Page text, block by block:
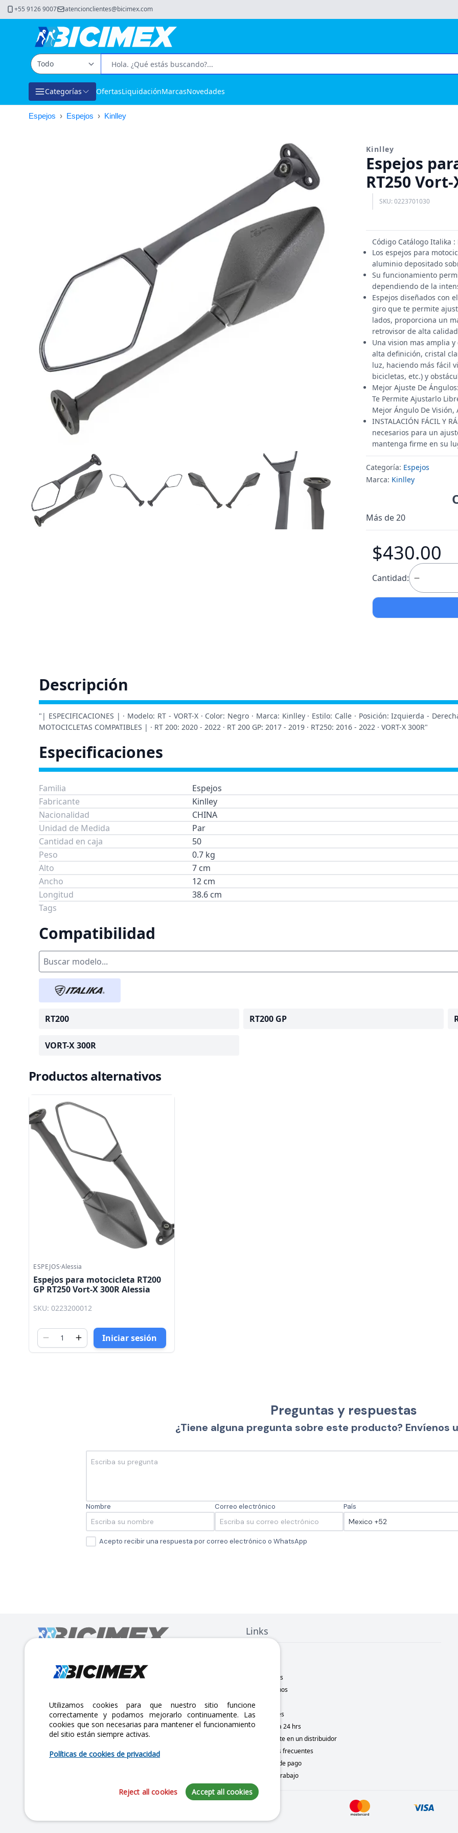
+55 9126 9007 atencionclientes@bicimex.com
Categorías OfertasLiquidaciónMarcasNovedades
Espejos › Espejos › Kinlley
Kinlley
Espejos
RT250
SKU: 0223701030
Código Catálogo Italika :
Los espejos para
aluminio depositado
Su funcionamiento
dependiendo de la
Espejos diseñados con
giro que te permite
lados, proporciona un
retrovisor de alta
Una vision mas amplia
alta definición, cristal
luz, haciendo más fácil
bicicletas, etc.) y
Mejor Ajuste De
Te Permite Ajustarlo
Mejor Ángulo De Visión,
INSTALACIÓN FÁCIL Y
necesarios para un
mantenga firme en su
Categoría: Espejos
Marca: Kinlley
Más de 20
$430.00
Cantidad:
Descripción
"| ESPECIFICACIONES | · Modelo: RT - VORT-X · Color: Negro · Marca: Kinlley · Estilo: Calle · Posición: Izquierda -
MOTOCICLETAS COMPATIBLES | · RT 200: 2020 - 2022 · RT 200 GP: 2017 - 2019 · RT250: 2016 - 2022 · VORT-X 300R"
Especificaciones
Familia
Espejos
Fabricante
Kinlley
Nacionalidad
CHINA
Unidad de Medida
Par
Cantidad en caja
50
Peso
0.7 kg
Alto
7 cm
Ancho
12 cm
Longitud
38.6 cm
Tags
Compatibilidad
RT200 RT200 GP
VORT-X 300R
Productos alternativos
ESPEJOS·Alessia
Espejos para motocicleta RT200
GP RT250 Vort-X 300R Alessia
SKU: 0223200012
Iniciar sesión
Preguntas y respuestas
¿Tiene alguna pregunta sobre este producto? Envíenos
Nombre Correo electrónico País
Acepto recibir una respuesta por correo electrónico o WhatsApp
Calle Lago Müritz No. 30 Col. Mariano Escobedo,
atencionclientes@bicimex.com
+ 55 9126 9007
Links
Sucursales
Contáctanos
Marcas
Novedades
Motometa 24 hrs
Conviértete en un distribuidor
Preguntas frecuentes
Métodos de pago
Bolsa de trabajo
Utilizamos cookies para que nuestro sitio funcione
correctamente y podamos mejorarlo continuamente. Las
cookies que son necesarias para mantener el funcionamiento
del sitio están siempre activas.
Políticas de cookies de privacidad
Reject all cookies Accept all cookies